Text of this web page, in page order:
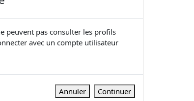
peuvent pas consulter les profils
avec un compte utilisateur
Annuler Continuer